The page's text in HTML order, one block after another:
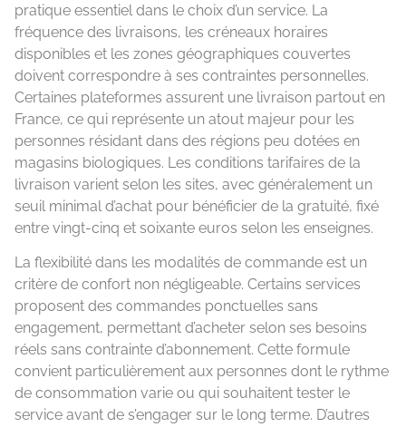
pratique essentiel dans le choix d’un service. La
fréquence des livraisons, les créneaux horaires
disponibles et les zones géographiques couvertes
doivent correspondre à ses contraintes personnelles.
Certaines plateformes assurent une livraison partout en
France, ce qui représente un atout majeur pour les
personnes résidant dans des régions peu dotées en
magasins biologiques. Les conditions tarifaires de la
livraison varient selon les sites, avec généralement un
seuil minimal d’achat pour bénéficier de la gratuité, fixé
entre vingt-cinq et soixante euros selon les enseignes.
La flexibilité dans les modalités de commande est un
critère de confort non négligeable. Certains services
proposent des commandes ponctuelles sans
engagement, permettant d’acheter selon ses besoins
réels sans contrainte d’abonnement. Cette formule
convient particulièrement aux personnes dont le rythme
de consommation varie ou qui souhaitent tester le
service avant de s’engager sur le long terme. D’autres